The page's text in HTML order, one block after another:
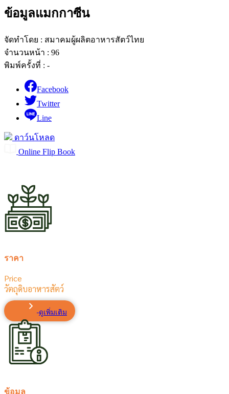
ข้อมูลแมกกาซีน
จัดทำโดย : สมาคมผู้ผลิตอาหารสัตว์ไทย
จำนวนหน้า : 96
พิมพ์ครั้งที่ : -
Facebook
Twitter
Line
ดาว์นโหลด
Online Flip Book
ราคา
Price
วัตถุดิบอาหารสัตว์
ดูเพิ่มเติม
ข้อมูล